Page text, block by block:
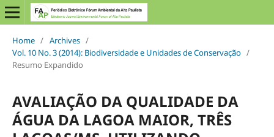
Home / Archives /
Vol. 10 No. 3 (2014): Biodiversidade e Unidades de Conservação /
Resumo Expandido
AVALIAÇÃO DA QUALIDADE DA
ÁGUA DA LAGOA MAIOR, TRÊS